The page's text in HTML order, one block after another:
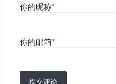
你的昵称*
你的邮箱*
提交评论